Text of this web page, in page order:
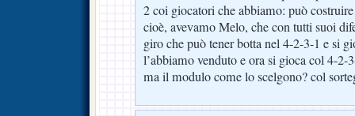
2 coi giocatori che abbiamo: può
cioè, avevamo Melo, che con tutti suoi
giro che può tener botta nel 4-2-3-1 e si
l’abbiamo venduto e ora si gioca col 4-
ma il modulo come lo scelgono? col